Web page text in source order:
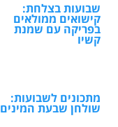
שבועות בצלחת:
קישואים ממולאים
בפריקה עם שמנת
קשיו
מתכונים לשבועות:
שולחן שבעת המינים